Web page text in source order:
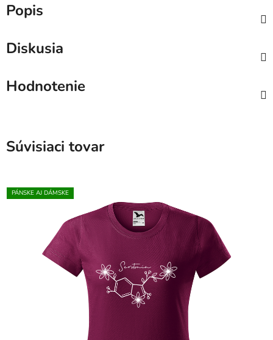
Popis
Diskusia
Hodnotenie
Súvisiaci tovar
PÁNSKE AJ DÁMSKE